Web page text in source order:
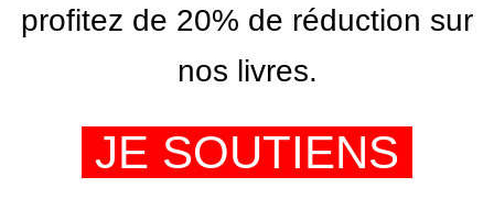
profitez de 20% de réduction sur
nos livres.
JE SOUTIENS